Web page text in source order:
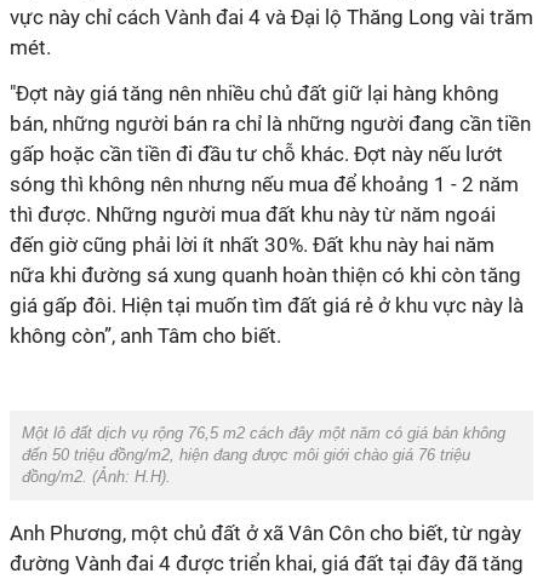
vực này chỉ cách Vành đai 4 và Đại lộ Thăng Long vài trăm
mét.
"Đợt này giá tăng nên nhiều chủ đất giữ lại hàng không
bán, những người bán ra chỉ là những người đang cần tiền
gấp hoặc cần tiền đi đầu tư chỗ khác. Đợt này nếu lướt
sóng thì không nên nhưng nếu mua để khoảng 1 - 2 năm
thì được. Những người mua đất khu này từ năm ngoái
đến giờ cũng phải lời ít nhất 30%. Đất khu này hai năm
nữa khi đường sá xung quanh hoàn thiện có khi còn tăng
giá gấp đôi. Hiện tại muốn tìm đất giá rẻ ở khu vực này là
không còn”, anh Tâm cho biết.
Một lô đất dịch vụ rộng 76,5 m2 cách đây một năm có giá bán không
đến 50 triệu đồng/m2, hiện đang được môi giới chào giá 76 triệu
đồng/m2. (Ảnh: H.H).
Anh Phương, một chủ đất ở xã Vân Côn cho biết, từ ngày
đường Vành đai 4 được triển khai, giá đất tại đây đã tăng